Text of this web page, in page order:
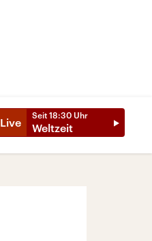
Live
Seit 18:30 Uhr
Weltzeit